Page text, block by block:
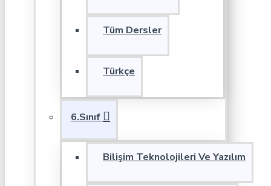
Tüm Dersler
Türkçe
6.Sınıf
Bilişim Teknolojileri Ve Yazılım